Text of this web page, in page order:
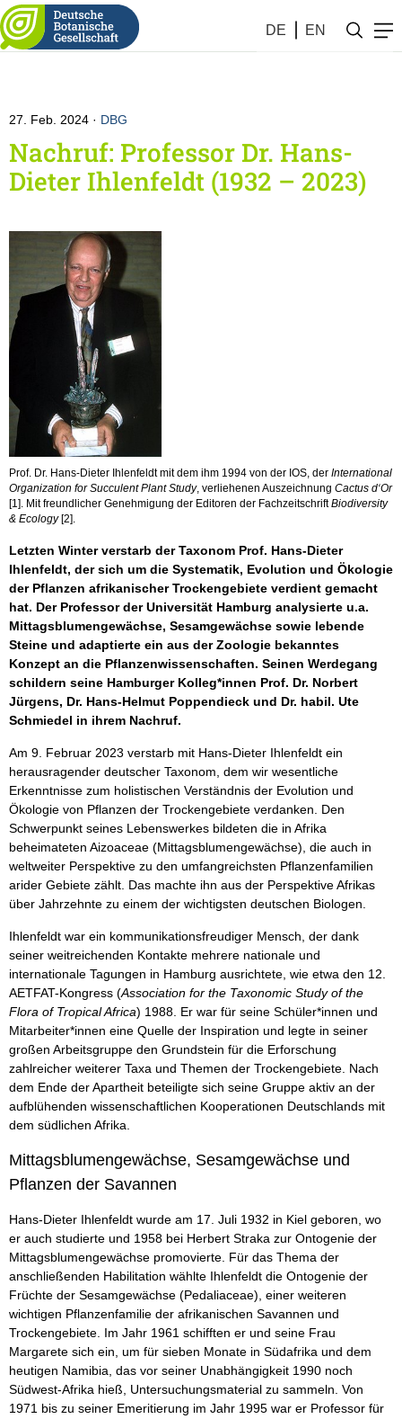
DE EN
27. Feb. 2024 DBG
Nachruf: Professor Dr. Hans-
Dieter Ihlenfeldt (1932 – 2023)
Prof. Dr. Hans-Dieter Ihlenfeldt mit dem ihm 1994 von der IOS, der International
Organization for Succulent Plant Study, verliehenen Auszeichnung Cactus d‘Or
[1]. Mit freundlicher Genehmigung der Editoren der FachzeitschriftBiodiversity
& Ecology[2].
Letzten Winter verstarb der Taxonom Prof. Hans-Dieter
Ihlenfeldt, der sich um die Systematik, Evolution und Ökologie
der Pflanzen afrikanischer Trockengebiete verdient gemacht
hat. Der Professor der Universität Hamburg analysierte u.a.
Mittagsblumengewächse, Sesamgewächse sowie lebende
Steine und adaptierte ein aus der Zoologie bekanntes
Konzept an die Pflanzenwissenschaften. Seinen Werdegang
schildern seine Hamburger Kolleg*innen Prof. Dr. Norbert
Jürgens, Dr. Hans-Helmut Poppendieck und Dr. habil. Ute
Schmiedel in ihrem Nachruf.
Am 9. Februar 2023 verstarb mit Hans-Dieter Ihlenfeldt ein
herausragender deutscher Taxonom, dem wir wesentliche
Erkenntnisse zum holistischen Verständnis der Evolution und
Ökologie von Pflanzen der Trockengebiete verdanken. Den
Schwerpunkt seines Lebenswerkes bildeten die in Afrika
beheimateten Aizoaceae (Mittagsblumengewächse), die auch in
weltweiter Perspektive zu den umfangreichsten Pflanzenfamilien
arider Gebiete zählt. Das machte ihn aus der Perspektive Afrikas
über Jahrzehnte zu einem der wichtigsten deutschen Biologen.
Ihlenfeldt war ein kommunikationsfreudiger Mensch, der dank
seiner weitreichenden Kontakte mehrere nationale und
internationale Tagungen in Hamburg ausrichtete, wie etwa den 12.
AETFAT-Kongress (Association for the Taxonomic Study of the
Flora of Tropical Africa) 1988. Er war für seine Schüler*innen und
Mitarbeiter*innen eine Quelle der Inspiration und legte in seiner
großen Arbeitsgruppe den Grundstein für die Erforschung
zahlreicher weiterer Taxa und Themen der Trockengebiete. Nach
dem Ende der Apartheit beteiligte sich seine Gruppe aktiv an der
aufblühenden wissenschaftlichen Kooperationen Deutschlands mit
dem südlichen Afrika.
Mittagsblumengewächse, Sesamgewächse und
Pflanzen der Savannen
Hans-Dieter Ihlenfeldt wurde am 17. Juli 1932 in Kiel geboren, wo
er auch studierte und 1958 bei Herbert Straka zur Ontogenie der
Mittagsblumengewächse promovierte. Für das Thema der
anschließenden Habilitation wählte Ihlenfeldt die Ontogenie der
Früchte der Sesamgewächse (Pedaliaceae), einer weiteren
wichtigen Pflanzenfamilie der afrikanischen Savannen und
Trockengebiete. Im Jahr 1961 schifften er und seine Frau
Margarete sich ein, um für sieben Monate in Südafrika und dem
heutigen Namibia, das vor seiner Unabhängigkeit 1990 noch
Südwest-Afrika hieß, Untersuchungsmaterial zu sammeln. Von
1971 bis zu seiner Emeritierung im Jahr 1995 war er Professor für